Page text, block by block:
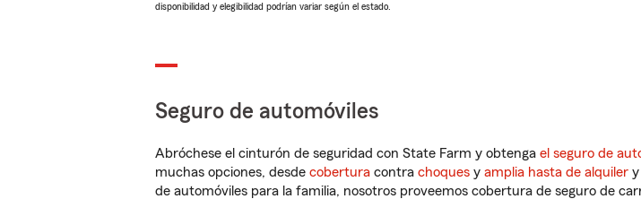
disponibilidad y elegibilidad podrían variar según el estado.
Seguro de automóviles
Abróchese el cinturón de seguridad con State Farm y obtenga el seguro de
muchas opciones, desde cobertura contra choques y amplia hasta de alquiler
de automóviles para la familia, nosotros proveemos cobertura de seguro de